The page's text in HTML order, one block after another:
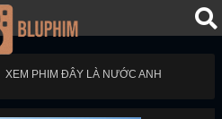
XEM PHIM ĐÂY LÀ NƯỚC ANH